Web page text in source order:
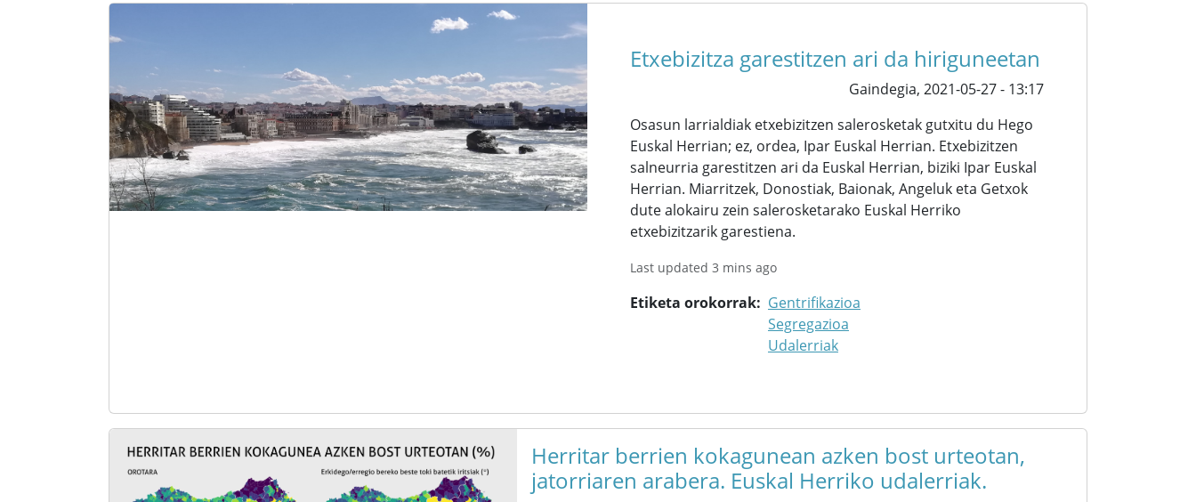
Etxebizitza garestitzen ari da hiriguneetan
Gaindegia, 2021-05-27 - 13:17
Osasun larrialdiak etxebizitzen salerosketak gutxitu du Hego
Euskal Herrian; ez, ordea, Ipar Euskal Herrian. Etxebizitzen
salneurria garestitzen ari da Euskal Herrian, biziki Ipar Euskal
Herrian. Miarritzek, Donostiak, Baionak, Angeluk eta Getxok
dute alokairu zein salerosketarako Euskal Herriko
etxebizitzarik garestiena.
Last updated 3 mins ago
Etiketa orokorrak
Gentrifikazioa
Segregazioa
Udalerriak
Herritar berrien kokagunean azken bost urteotan,
jatorriaren arabera. Euskal Herriko udalerriak.